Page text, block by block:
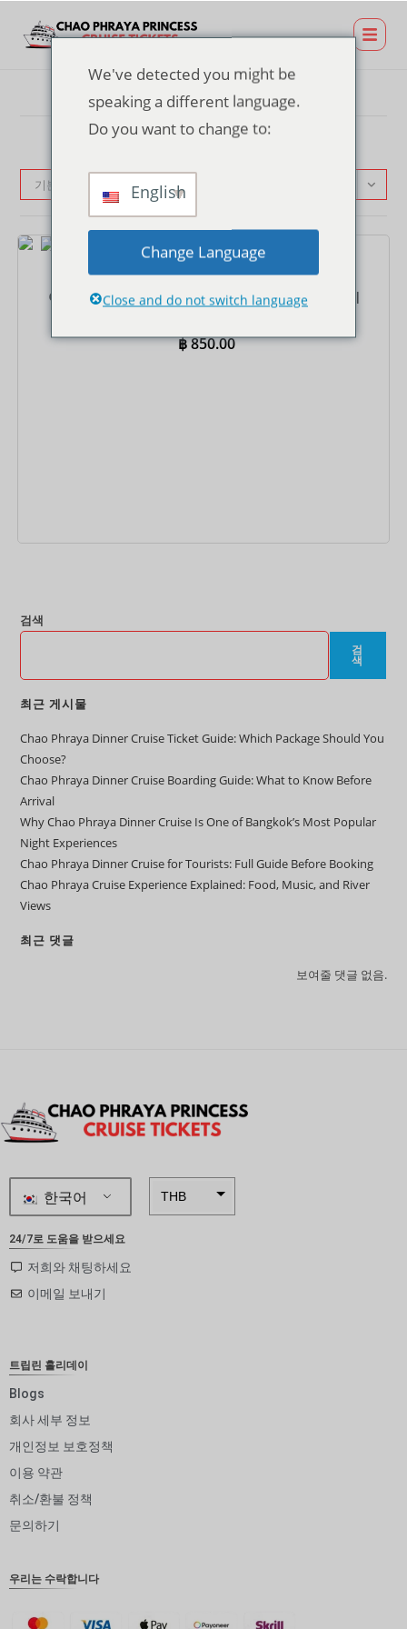
기본순
티켓
아시아티크 부두의 선셋 크루즈 티켓 – 인터내셔널 뷔페
฿850.00
검색
검
색
최근 게시물
Chao Phraya Dinner Cruise Ticket Guide: Which Package Should You
Choose?
Chao Phraya Dinner Cruise Boarding Guide: What to Know Before
Arrival
Why Chao Phraya Dinner Cruise Is One of Bangkok’s Most Popular
Night Experiences
Chao Phraya Dinner Cruise for Tourists: Full Guide Before Booking
Chao Phraya Cruise Experience Explained: Food, Music, and River
Views
최근 댓글
보여줄 댓글 없음.
한국어 THB
AUD
24/7로 도움을 받으세요
저희와 채팅하세요
이메일 보내기
트립린 홀리데이
Blogs
회사 세부 정보
개인정보 보호정책
이용 약관
취소/환불 정책
문의하기
우리는 수락합니다
We've detected you might be
speaking a different language.
Do you want to change to:
English
Change Language
Close and do not switch language